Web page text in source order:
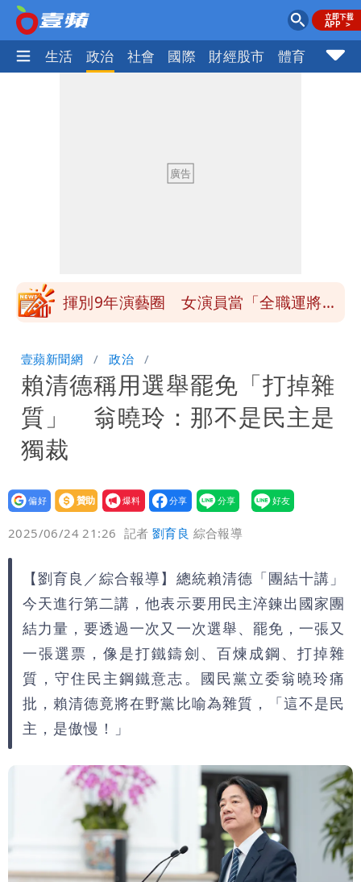
尚 生活 政治 社會 國際 財經股市 體育 壹蘋
回1句笑翻10萬人
白海豚不放假「跟巴威差別在這裡」 蔣
揮別9年演藝圈 女演員當「全職運將」
炸開扁
白海豚發威！內褲掛陽台被吹走 議員神
回1句笑翻10萬人
白海豚不放假「跟巴威差別在這裡」 蔣
萬安：這很清楚標準一致
壹蘋新聞網 政治
賴清德稱用選舉罷免「打掉雜
質」 翁曉玲：那不是民主是
獨裁
設為
贊助
我要
爆料
2025/06/24 21:26 記者劉育良 綜合報導
【劉育良／綜合報導】總統賴清德「團結十講」
今天進行第二講，他表示要用民主淬鍊出國家團
結力量，要透過一次又一次選舉、罷免，一張又
一張選票，像是打鐵鑄劍、百煉成鋼、打掉雜
質，守住民主鋼鐵意志。國民黨立委翁曉玲痛
批，賴清德竟將在野黨比喻為雜質，「這不是民
主，是傲慢！」